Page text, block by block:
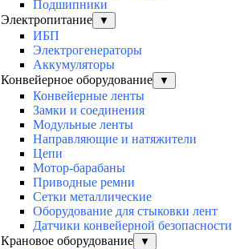
Подшипники
Электропитание
▼
ИБП
Электрогенераторы
Аккумуляторы
Конвейерное оборудование
▼
Конвейерные ленты
Замки и соединения
Модульные ленты
Направляющие и натяжители
Цепи
Мотор-барабаны
Приводные ремни
Сетки металлические
Оборудование для стыковки лент
Датчики конвейерной безопасности
Крановое оборудование
▼